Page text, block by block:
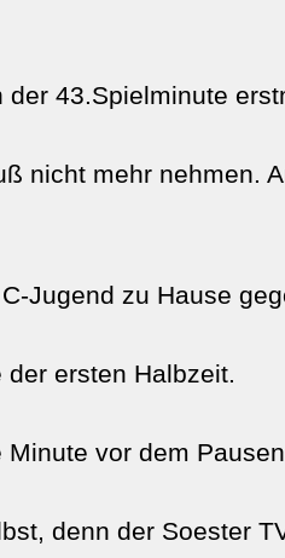
43.Spielminute
nicht mehr nehmen.
Jugend zu Hause
ersten Halbzeit.
vor dem
denn der Soester